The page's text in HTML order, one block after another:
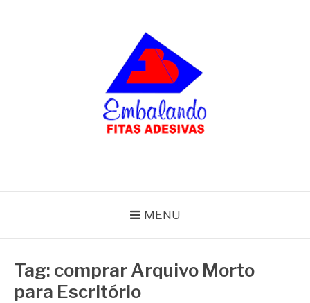
MENU
Tag: comprar Arquivo Morto
para Escritório